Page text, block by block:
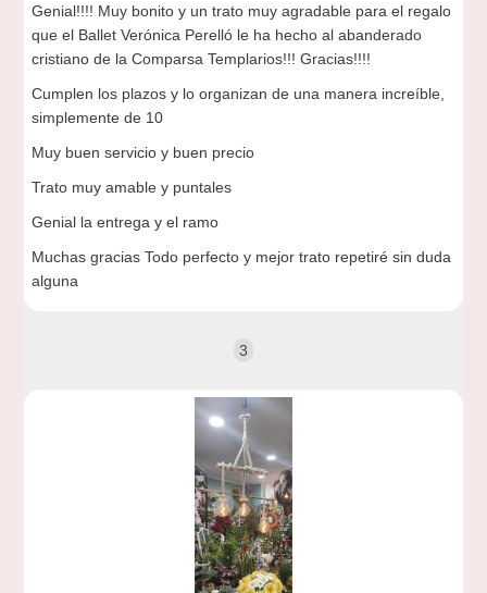
Genial!!!! Muy bonito y un trato muy agradable para el regalo
que el Ballet Verónica Perelló le ha hecho al abanderado
cristiano de la Comparsa Templarios!!! Gracias!!!!
Cumplen los plazos y lo organizan de una manera increíble,
simplemente de 10
Muy buen servicio y buen precio
Trato muy amable y puntales
Genial la entrega y el ramo
Muchas gracias Todo perfecto y mejor trato repetiré sin duda
alguna
3